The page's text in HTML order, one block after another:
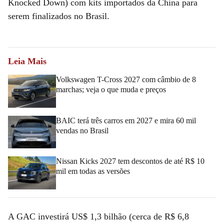
Knocked Down) com kits importados da China para
serem finalizados no Brasil.
Leia Mais
Volkswagen T-Cross 2027 com câmbio de 8
marchas; veja o que muda e preços
BAIC terá três carros em 2027 e mira 60 mil
vendas no Brasil
Nissan Kicks 2027 tem descontos de até R$ 10
mil em todas as versões
A GAC investirá US$ 1,3 bilhão (cerca de R$ 6,8